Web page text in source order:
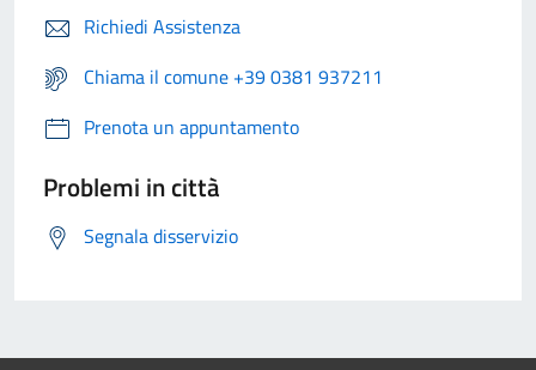
Richiedi Assistenza
Chiama il comune +39 0381 937211
Prenota un appuntamento
Problemi in città
Segnala disservizio